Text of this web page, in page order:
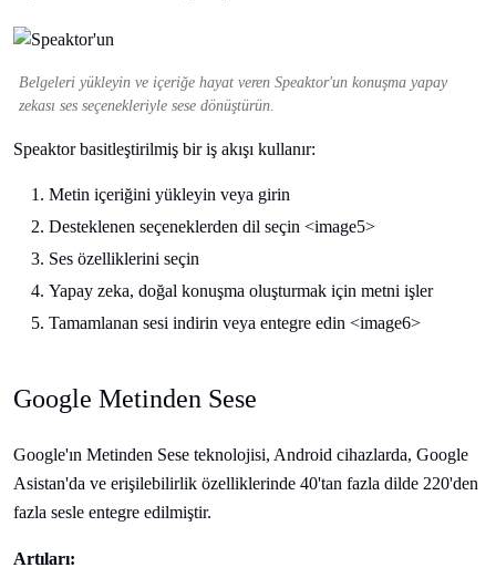
Belgeleri yükleyin ve içeriğe hayat veren Speaktor'un konuşma yapay
zekası ses seçenekleriyle sese dönüştürün.
Speaktor basitleştirilmiş bir iş akışı kullanır:
Metin içeriğini yükleyin veya girin
Desteklenen seçeneklerden dil seçin <image5>
Ses özelliklerini seçin
Yapay zeka, doğal konuşma oluşturmak için metni işler
Tamamlanan sesi indirin veya entegre edin <image6>
Google Metinden Sese
Google'ın Metinden Sese teknolojisi, Android cihazlarda, Google
Asistan'da ve erişilebilirlik özelliklerinde 40'tan fazla dilde 220'den
fazla sesle entegre edilmiştir.
Artıları: